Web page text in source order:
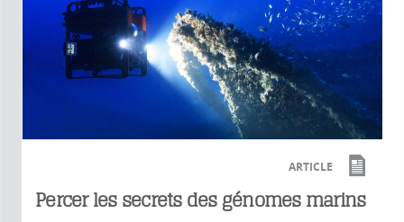
ARTICLE
Percer les secrets des génomes marins